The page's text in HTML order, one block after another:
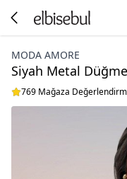
MODA AMORE
Siyah Metal
769 Mağaza